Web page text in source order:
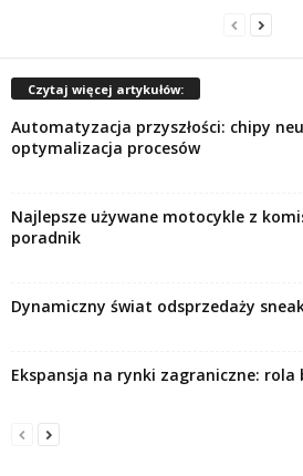
Czytaj więcej artykułów:
Automatyzacja przyszłości: chipy
optymalizacja procesów
Najlepsze używane motocykle z
poradnik
Dynamiczny świat odsprzedaży
Ekspansja na rynki zagraniczne: